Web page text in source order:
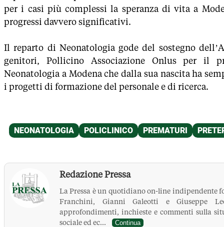
per i casi più complessi la speranza di vita a
progressi davvero significativi.
Il reparto di Neonatologia gode del sostegno
genitori, Pollicino Associazione Onlus per il
Neonatologia a Modena che dalla sua nascita ha
i progetti di formazione del personale e di ricerca.
Redazione Pressa
La Pressa è un quotidiano on-line indipendente
Franchini, Gianni Galeotti e Giuseppe
approfondimenti, inchieste e commenti sulla
sociale ed ec...
Continua